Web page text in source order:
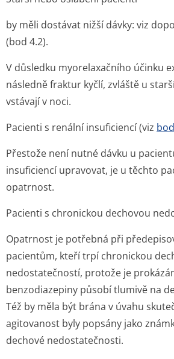
by měli dostávat nižší dávky: viz
(bod 4.2).
V důsledku myorelaxačního účinku
následně fraktur kyčlí, zvláště u
vstávají v noci.
Pacienti s renální insuficiencí (viz
Přestože není nutné dávku u
insuficiencí upravovat, je u těchto
opatrnost.
Pacienti s chronickou dechovou
Opatrnost je potřebná při
pacientům, kteří trpí chronickou
nedostatečností, protože je
benzodiazepiny působí tlumivě na
Též by měla být brána v úvahu
agitovanost byly popsány jako
dechové nedostatečnosti.